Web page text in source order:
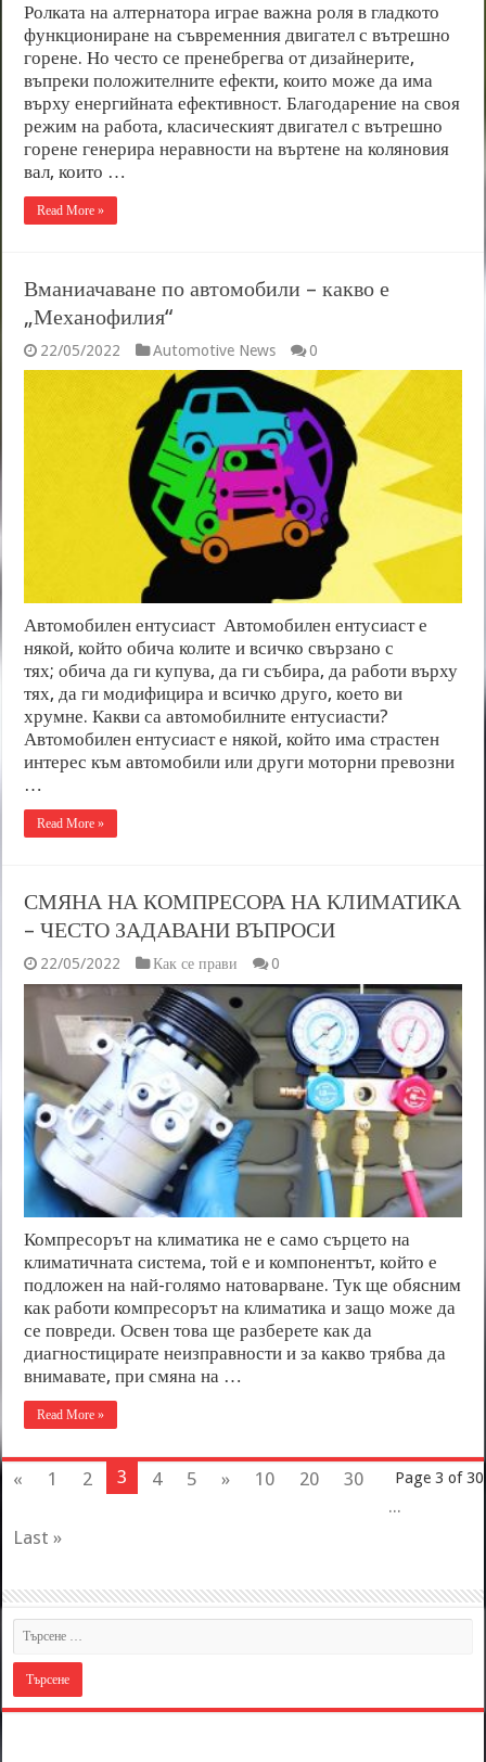
Ролката на алтернатора играе важна роля в гладкото
функциониране на съвременния двигател с вътрешно
горене. Но често се пренебрегва от дизайнерите,
въпреки положителните ефекти, които може да има
върху енергийната ефективност. Благодарение на своя
режим на работа, класическият двигател с вътрешно
горене генерира неравности на въртене на коляновия
вал, които …
Read More »
Вманиачаване по автомобили – какво е
„Механофилия“
22/05/2022 Automotive News 0
Автомобилен ентусиаст Автомобилен ентусиаст е
някой, който обича колите и всичко свързано с
тях; обича да ги купува, да ги събира, да работи върху
тях, да ги модифицира и всичко друго, което ви
хрумне. Какви са автомобилните ентусиасти?
Автомобилен ентусиаст е някой, който има страстен
интерес към автомобили или други моторни превозни
…
Read More »
СМЯНА НА КОМПРЕСОРА НА КЛИМАТИКА
– ЧЕСТО ЗАДАВАНИ ВЪПРОСИ
22/05/2022 Как се прави 0
Компресорът на климатика не е само сърцето на
климатичната система, той е и компонентът, който е
подложен на най-голямо натоварване. Тук ще обясним
как работи компресорът на климатика и защо може да
се повреди. Освен това ще разберете как да
диагностицирате неизправности и за какво трябва да
внимавате, при смяна на …
Read More »
Page 3 of 30
« 1 2 3 4 5 » 10 20
30
...
Last »